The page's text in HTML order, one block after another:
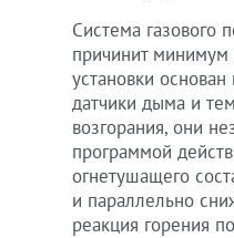
Система газового
причинит минимум
установки
датчики дыма и
возгорания, они
программой
огнетушащего
и параллельно
реакция горения